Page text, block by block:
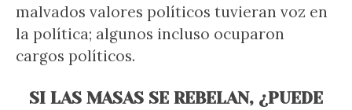
malvados valores políticos tuvieran voz en
la política; algunos incluso ocuparon
cargos políticos.
SI LAS MASAS SE REBELAN, ¿PUEDE